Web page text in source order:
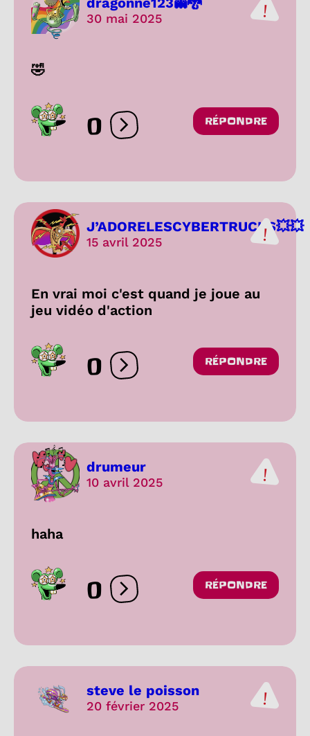
30 mai 2025
🤣
0 Ouvrir les réactions
RÉPONDRE
J’ADORELESCYBERTRUCKS💥💥
15 avril 2025
En vrai moi c'est quand je joue au
jeu vidéo d'action
0 Ouvrir les réactions
RÉPONDRE
drumeur
10 avril 2025
haha
0 Ouvrir les réactions
RÉPONDRE
steve le poisson
20 février 2025